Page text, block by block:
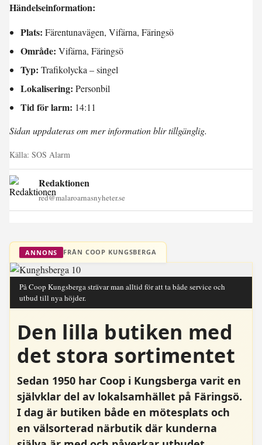
Händelseinformation:
Plats: Färentunavägen, Vifärna, Färingsö
Område: Vifärna, Färingsö
Typ: Trafikolycka – singel
Lokalisering: Personbil
Tid för larm: 14:11
Sidan uppdateras om mer information blir tillgänglig.
Källa: SOS Alarm
Redaktionen
red@malaroarnasnyheter.se
ANNONS FRÅN COOP KUNGSBERGA
På Coop Kungsberga strävar man alltid för att ta både service och
utbud till nya höjder.
Den lilla butiken med
det stora sortimentet
Sedan 1950 har Coop i Kungsberga varit en
självklar del av lokalsamhället på Färingsö.
I dag är butiken både en mötesplats och
en välsorterad närbutik där kunderna